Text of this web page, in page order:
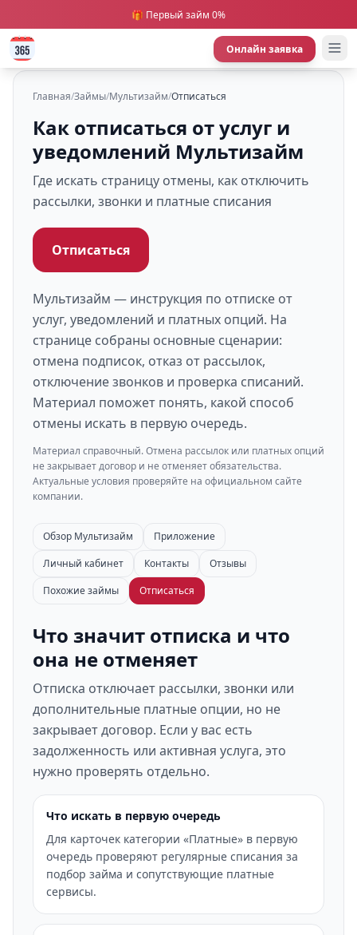
🎁 Первый займ 0%
Онлайн заявка
Главная/Займы/Мультизайм/Отписаться
Как отписаться от услуг и
уведомлений Мультизайм
Где искать страницу отмены, как отключить
рассылки, звонки и платные списания
Отписаться
Мультизайм — инструкция по отписке от
услуг, уведомлений и платных опций. На
странице собраны основные сценарии:
отмена подписок, отказ от рассылок,
отключение звонков и проверка списаний.
Материал поможет понять, какой способ
отмены искать в первую очередь.
Материал справочный. Отмена рассылок или платных опций
не закрывает договор и не отменяет обязательства.
Актуальные условия проверяйте на официальном сайте
компании.
Обзор Мультизайм
Приложение
Личный кабинет
Контакты
Отзывы
Похожие займы
Отписаться
Что значит отписка и что
она не отменяет
Отписка отключает рассылки, звонки или
дополнительные платные опции, но не
закрывает договор. Если у вас есть
задолженность или активная услуга, это
нужно проверять отдельно.
Что искать в первую очередь
Для карточек категории «Платные» в первую
очередь проверяют регулярные списания за
подбор займа и сопутствующие платные
сервисы.